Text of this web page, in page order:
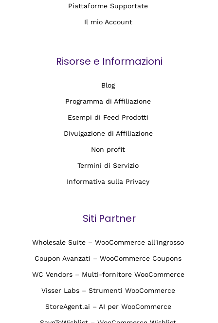
Piattaforme Supportate
Il mio Account
Risorse e Informazioni
Blog
Programma di Affiliazione
Esempi di Feed Prodotti
Divulgazione di Affiliazione
Non profit
Termini di Servizio
Informativa sulla Privacy
Siti Partner
Wholesale Suite – WooCommerce all'ingrosso
Coupon Avanzati – WooCommerce Coupons
WC Vendors – Multi-fornitore WooCommerce
Visser Labs – Strumenti WooCommerce
StoreAgent.ai – AI per WooCommerce